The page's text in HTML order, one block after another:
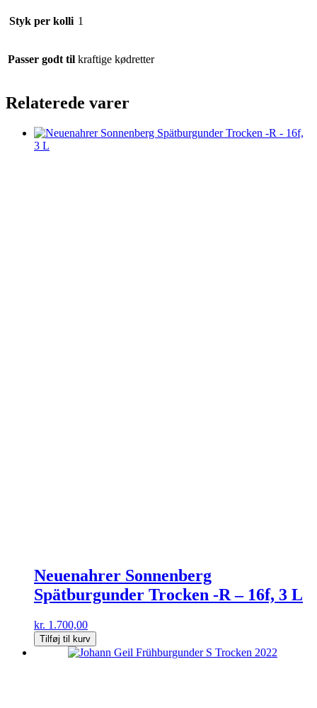
Styk per kolli 1
Passer godt til kraftige kødretter
Relaterede varer
Neuenahrer Sonnenberg
Spätburgunder Trocken -R – 16f, 3 L
kr. 1.700,00
Tilføj til kurv